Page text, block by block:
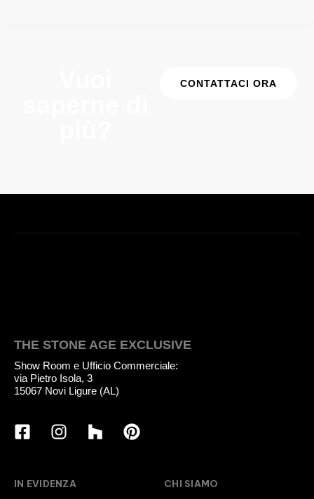
CONTATTACI ORA
THE STONE AGE EXCLUSIVE
Show Room e Ufficio Commerciale:
via Pietro Isola, 3
15067 Novi Ligure (AL)
IN EVIDENZA CHI SIAMO